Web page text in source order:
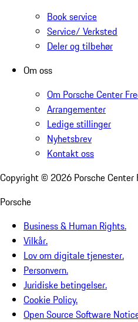
Book service
Service/ Verksted
Deler og tilbehør
Om oss
Om Porsche Center
Arrangementer
Ledige stillinger
Nyhetsbrev
Kontakt oss
Copyright © 2026 Porsche
Porsche
Business & Human Rights.
Vilkår.
Lov om digitale tjenester.
Personvern.
Juridiske betingelser.
Cookie Policy.
Open Source Software